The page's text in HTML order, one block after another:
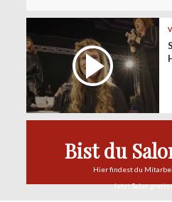
Bist du
Hier findest du
Jetzt Salongratis